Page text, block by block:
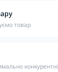
товар
конкурентні